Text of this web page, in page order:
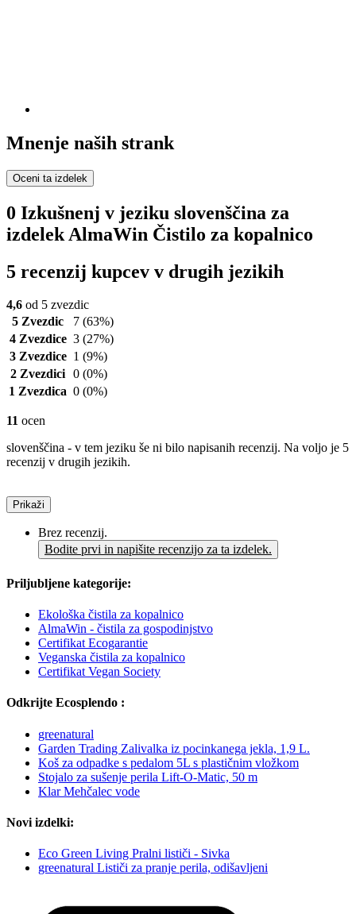
Mnenje naših strank
Oceni ta izdelek
0 Izkušnenj v jeziku slovenščina za
izdelek AlmaWin Čistilo za kopalnico
5 recenzij kupcev v drugih jezikih
4,6 od 5 zvezdic
5 Zvezdic
7 (63%)
4 Zvezdice 3 (27%)
3 Zvezdice 1 (9%)
2 Zvezdici 0 (0%)
1 Zvezdica 0 (0%)
11 ocen
slovenščina - v tem jeziku še ni bilo napisanih recenzij. Na voljo je 5
recenzij v drugih jezikih.
Prikaži
Brez recenzij.
Bodite prvi in napišite recenzijo za ta izdelek.
Priljubljene kategorije:
Ekološka čistila za kopalnico
AlmaWin - čistila za gospodinjstvo
Certifikat Ecogarantie
Veganska čistila za kopalnico
Certifikat Vegan Society
Odkrijte Ecosplendo :
greenatural
Garden Trading Zalivalka iz pocinkanega jekla, 1,9 L.
Koš za odpadke s pedalom 5L s plastičnim vložkom
Stojalo za sušenje perila Lift-O-Matic, 50 m
Klar Mehčalec vode
Novi izdelki:
Eco Green Living Pralni lističi - Sivka
greenatural Lističi za pranje perila, odišavljeni